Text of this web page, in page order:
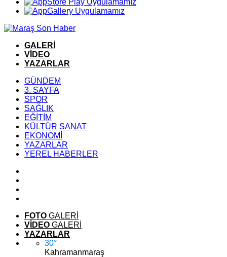
GALERİ
VİDEO
YAZARLAR
GÜNDEM
3. SAYFA
SPOR
SAĞLIK
EĞİTİM
KÜLTÜR SANAT
EKONOMİ
YAZARLAR
YEREL HABERLER
FOTO GALERİ
VİDEO GALERİ
YAZARLAR
30°
Kahramanmaraş